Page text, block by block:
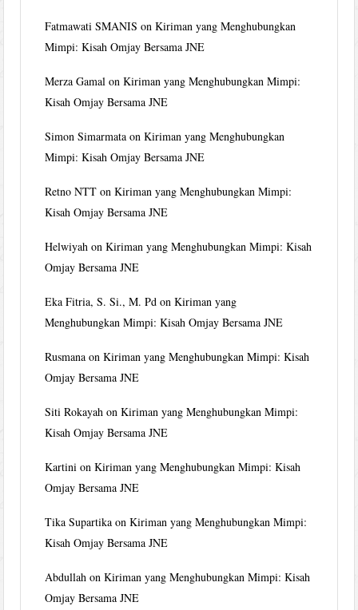
Fatmawati SMANIS onKiriman yang Menghubungkan
Mimpi: Kisah Omjay Bersama JNE
Merza Gamal onKiriman yang Menghubungkan Mimpi:
Kisah Omjay Bersama JNE
Simon Simarmata onKiriman yang Menghubungkan
Mimpi: Kisah Omjay Bersama JNE
Retno NTT onKiriman yang Menghubungkan Mimpi:
Kisah Omjay Bersama JNE
Helwiyah onKiriman yang Menghubungkan Mimpi: Kisah
Omjay Bersama JNE
Eka Fitria, S. Si., M. Pd onKiriman yang
Menghubungkan Mimpi: Kisah Omjay Bersama JNE
Rusmana onKiriman yang Menghubungkan Mimpi: Kisah
Omjay Bersama JNE
Siti Rokayah onKiriman yang Menghubungkan Mimpi:
Kisah Omjay Bersama JNE
Kartini onKiriman yang Menghubungkan Mimpi: Kisah
Omjay Bersama JNE
Tika Supartika onKiriman yang Menghubungkan Mimpi:
Kisah Omjay Bersama JNE
Abdullah onKiriman yang Menghubungkan Mimpi: Kisah
Omjay Bersama JNE